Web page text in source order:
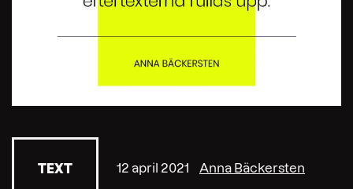
TEXT 12 april 2021 Anna Bäckersten